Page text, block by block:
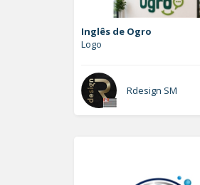
Inglês de Ogro
Logo
Rdesign SM